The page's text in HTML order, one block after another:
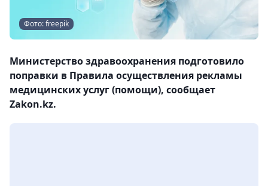
Фото: freepik
Министерство здравоохранения подготовило
поправки в Правила осуществления рекламы
медицинских услуг (помощи), сообщает
Zakon.kz.